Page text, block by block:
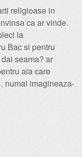
religioase in
ca ar vinde.
la
Bac si pentru
seama? ar
aia care
numai imagineaza-